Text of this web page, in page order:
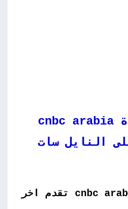
تردد قناة cnbc arabia
النايل سات
تردد قناة cnbc arabia تقدم اخر